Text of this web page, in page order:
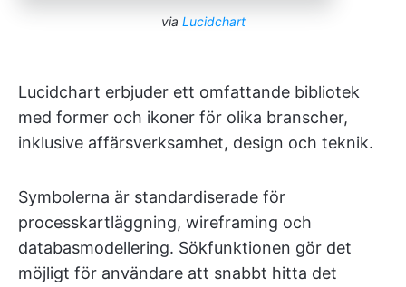
via Lucidchart
Lucidchart erbjuder ett omfattande bibliotek
med former och ikoner för olika branscher,
inklusive affärsverksamhet, design och teknik.
Symbolerna är standardiserade för
processkartläggning, wireframing och
databasmodellering. Sökfunktionen gör det
möjligt för användare att snabbt hitta det